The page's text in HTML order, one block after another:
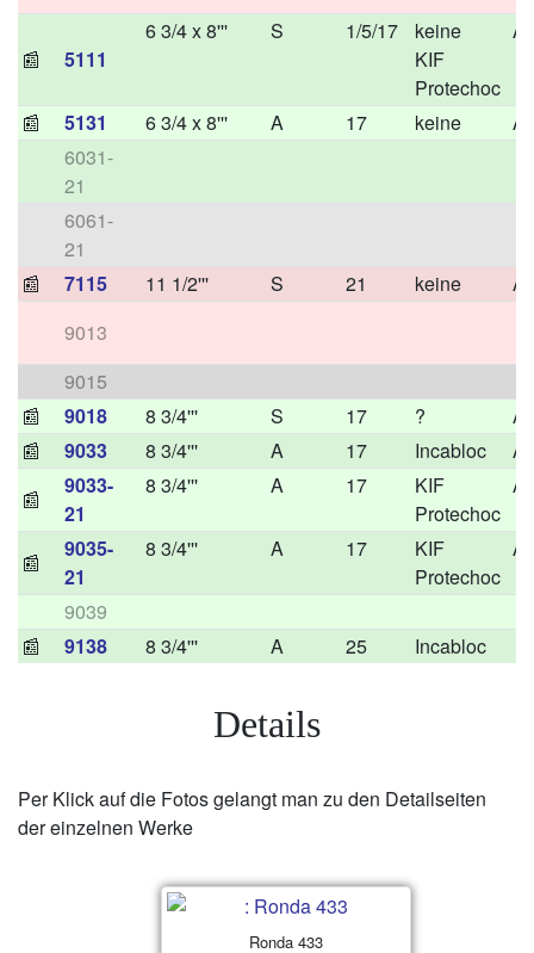
📰 5111
6 3/4 x 8''' S 1/5/17
keine
KIF
Protechoc
📰 5131 6 3/4 x 8''' A 17 keine
6031-
21
6061-
21
📰
7115 11 1/2''' S 21 keine
9013
9015
📰
9018 8 3/4''' S 17 ?
📰
9033 8 3/4''' A 17 Incabloc
📰
9033-
21
8 3/4''' A 17
KIF
Protechoc
📰
9035-
21
8 3/4''' A 17
KIF
Protechoc
9039
📰
9138 8 3/4''' A 25 Incabloc
Details
Per Klick auf die Fotos gelangt man zu den Detailseiten
der einzelnen Werke
Ronda 433